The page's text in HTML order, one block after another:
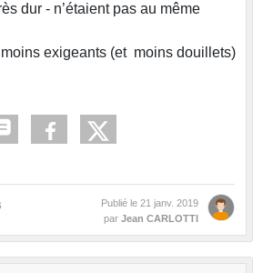
dur - n’étaient pas au même
exigeants (et moins douillets)
Publié le 21 janv. 2019
par Jean CARLOTTI